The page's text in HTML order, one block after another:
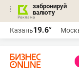
забронируй
валюту
Казань19.6°